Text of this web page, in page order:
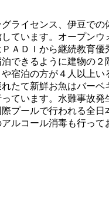
ライセンス、伊豆で
ています。オープン
ＡＤＩから継続教育
できるように建物の
宿泊の方が４人以上
たて新鮮お魚はバー
ています。水難事故
プールで行われる全
ルコール消毒も行って